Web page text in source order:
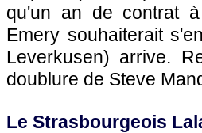
qu'un an de contrat
Emery souhaiterait
Leverkusen) arrive.
doublure de Steve
Le Strasbourgeois